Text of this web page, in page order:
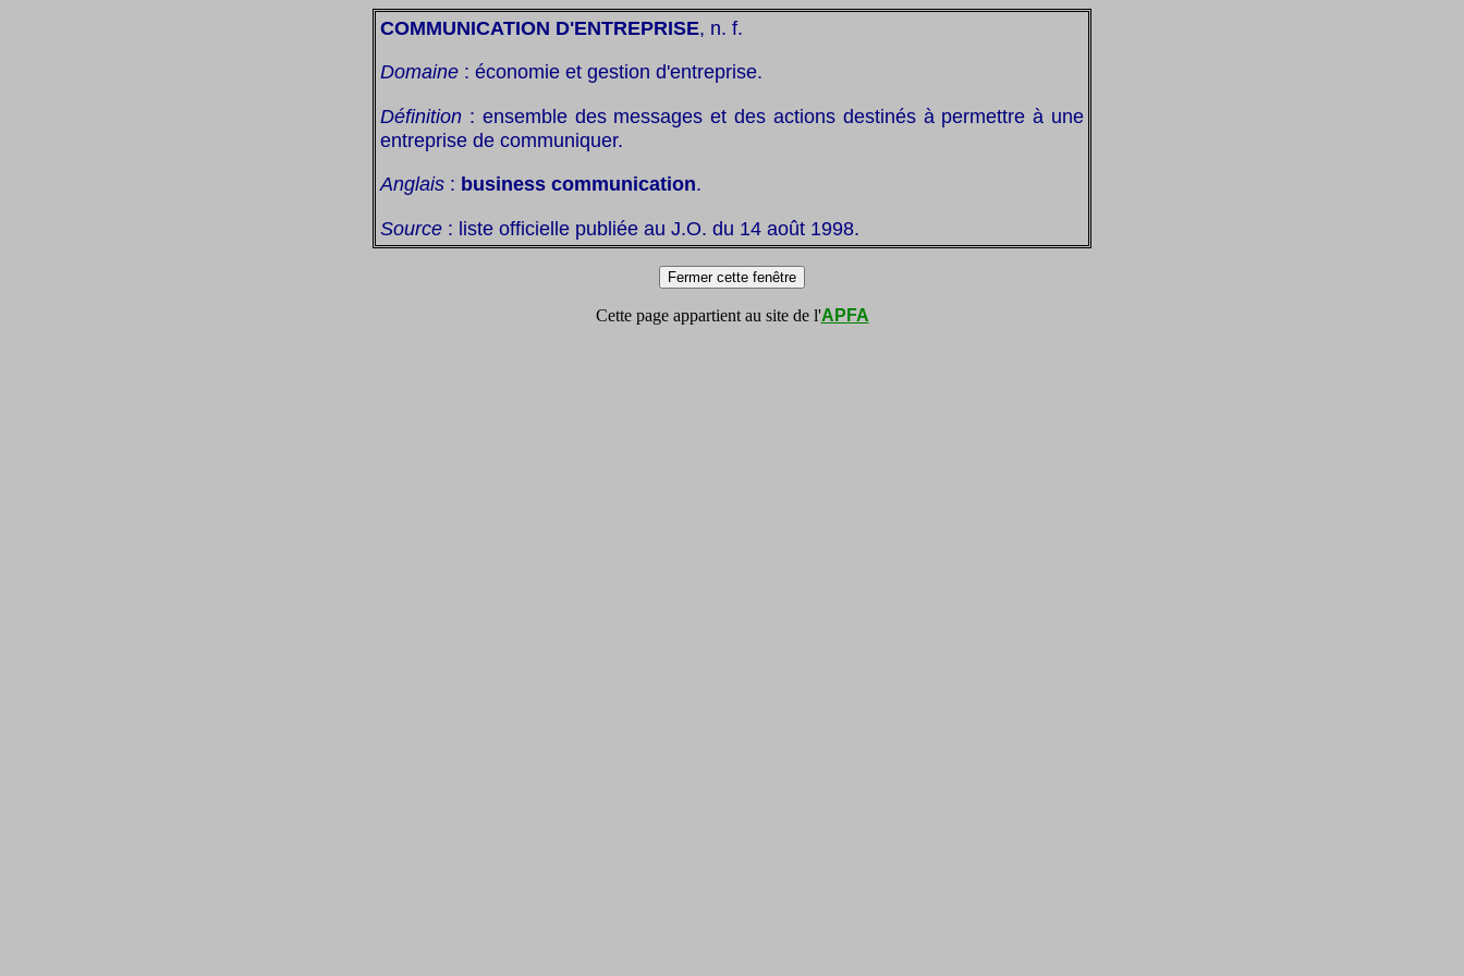
COMMUNICATION D'ENTREPRISE, n. f.
Domaine : économie et gestion d'entreprise.
Définition : ensemble des messages et des actions destinés à permettre à une
entreprise de communiquer.
Anglais : business communication.
Source : liste officielle publiée au J.O. du 14 août 1998.
Cette page appartient au site de l'APFA